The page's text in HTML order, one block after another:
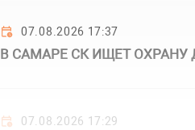
07.08.2026 17:37
В САМАРЕ СК ИЩЕТ ОХРАНУ
07.08.2026 17:29